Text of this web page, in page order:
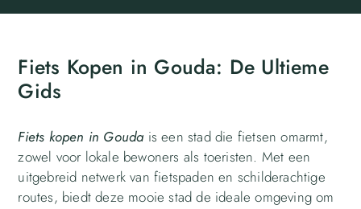
Fiets Kopen in Gouda: De Ultieme
Gids
Fiets kopen in Gouda is een stad die fietsen omarmt,
zowel voor lokale bewoners als toeristen. Met een
uitgebreid netwerk van fietspaden en schilderachtige
routes, biedt deze mooie stad de ideale omgeving om